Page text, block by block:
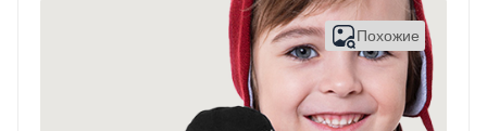
Похожие